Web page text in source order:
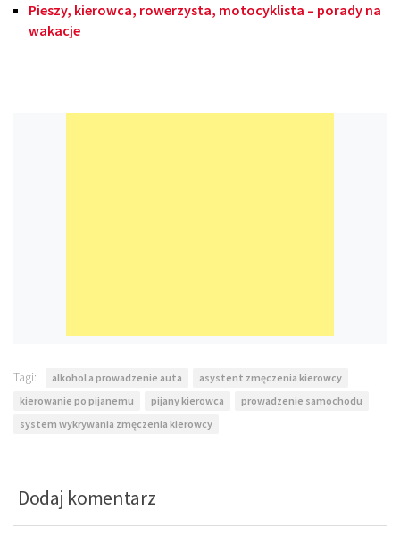
Pieszy, kierowca, rowerzysta, motocyklista – porady na
wakacje
Tagi: alkohol a prowadzenie auta
asystent zmęczenia kierowcy
kierowanie po pijanemu
pijany kierowca
prowadzenie samochodu
system wykrywania zmęczenia kierowcy
Dodaj komentarz